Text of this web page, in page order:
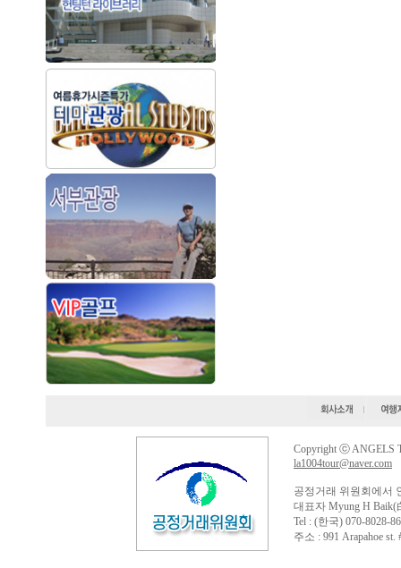
Copyright ⓒ ANGELS
la1004tour@naver.com
공정거래 위원회에서
대표자 Myung H Baik(
Tel : (한국) 070-8028-
주소 : 991 Arapahoe